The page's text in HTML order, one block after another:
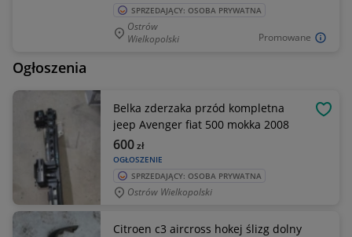
Promowane
SPRZEDAJĄCY: OSOBA PRYWATNA
Ostrów
Wielkopolski
Ogłoszenia
Belka zderzaka przód kompletna
jeep Avenger fiat 500 mokka 2008
OGŁOSZENIE
600zł
SPRZEDAJĄCY: OSOBA PRYWATNA
Ostrów Wielkopolski
Citroen c3 aircross hokej ślizg dolny